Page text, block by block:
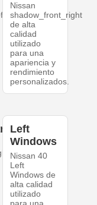
Nissan
shadow_front_right
de alta
calidad
utilizado
para una
apariencia y
rendimiento
personalizados.
Left
Windows
Nissan 40
Left
Windows de
alta calidad
utilizado